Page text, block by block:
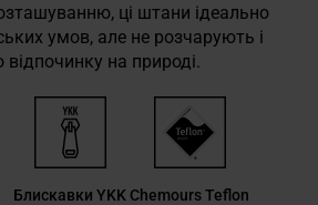
ці штани ідеально
умов, але не розчарують і
відпочинку на природі.
Блискавки YKK Chemours Teflon